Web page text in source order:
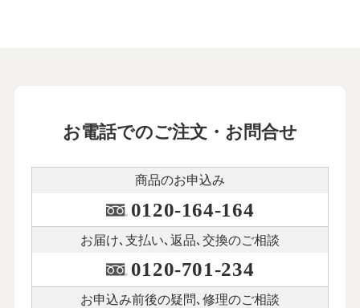
お電話でのご注文・お問合せ
商品のお申込み
0120-164-164
お届け､支払い､ 返品､交換のご相談
0120-701-234
お申込み前後の疑問､修理のご相談